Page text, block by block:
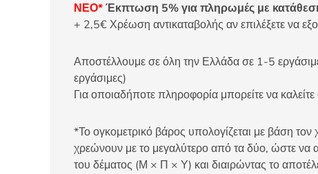
ΝΕΟ*Έκπτωση 5% για πληρωμές με
+ 2,5€ Χρέωση αντικαταβολής αν επιλέξετε να
Αποστέλλουμε σε όλη την Ελλάδα σε 1-5
εργάσιμες)
Για οποιαδήποτε πληροφορία μπορείτε να
*Το ογκομετρικό βάρος υπολογίζεται με βάση
χρεώνουν με το μεγαλύτερο από τα δύο, ώστε να
του δέματος (Μ × Π × Υ) και διαιρώντας το